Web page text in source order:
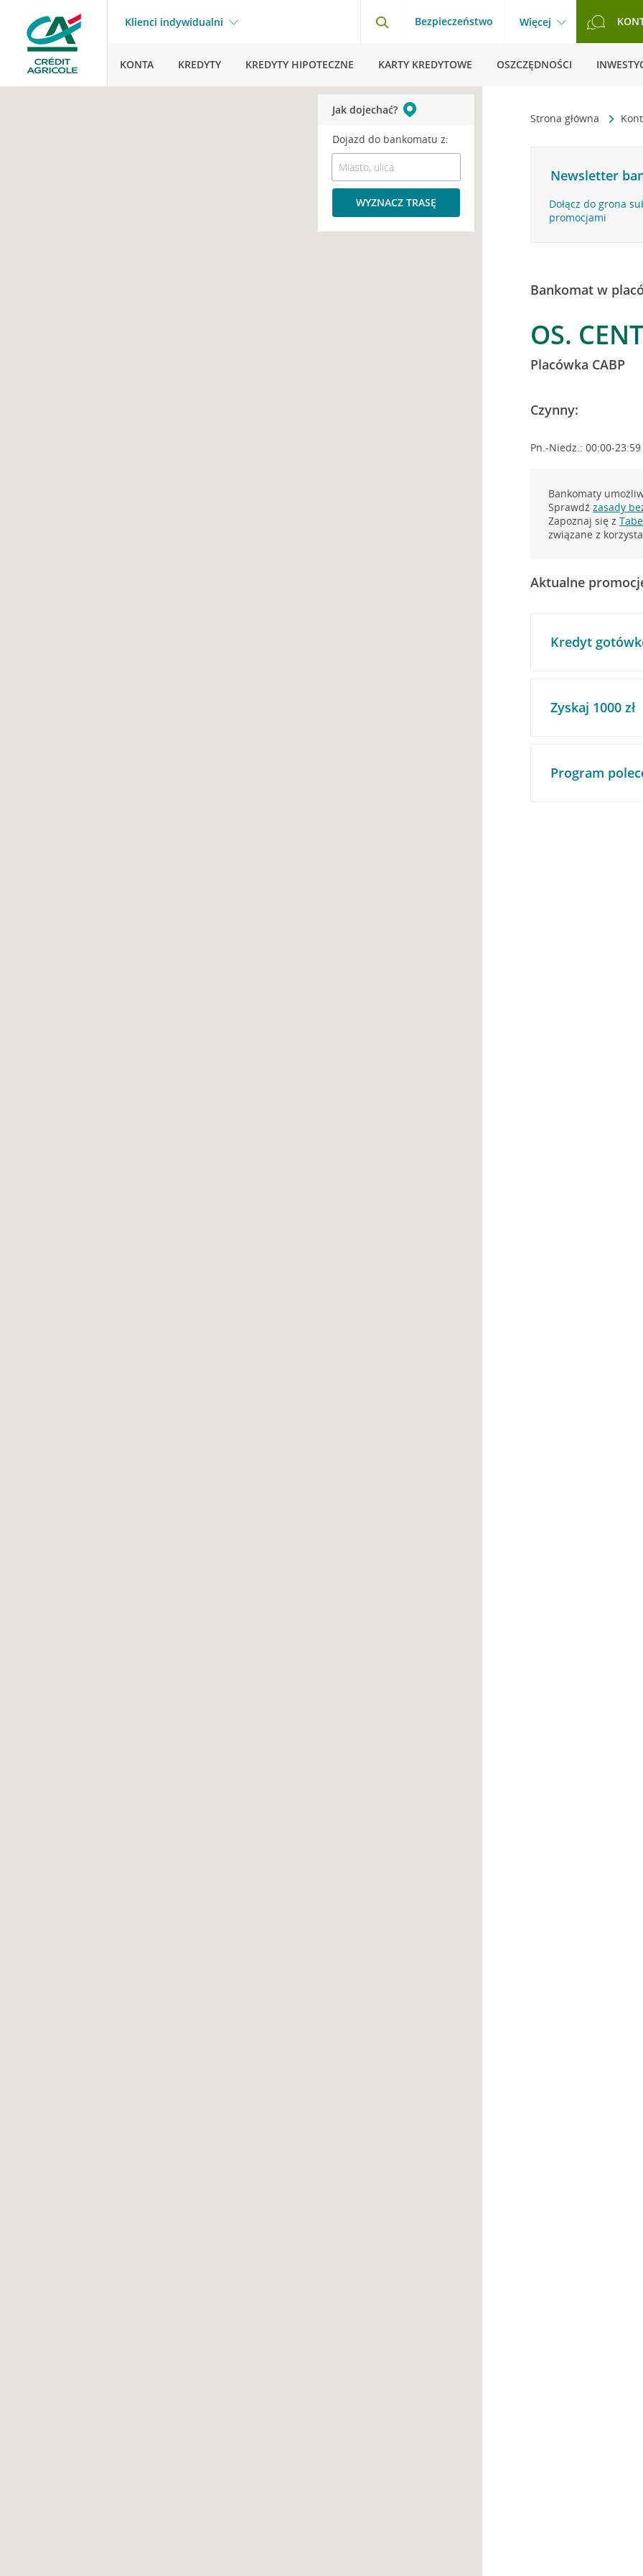
Klienci indywidualni Bezpieczeństwo Więcej
KONTA KREDYTY KREDYTY HIPOTECZNE KARTY KREDYTOWE OSZCZĘDNOŚCI
Strona główna
Newsletter
Dołącz do grona
promocjami
Bankomat w
OS.
Placówka CABP
Czynny:
Pn.-Niedz.: 00:00-23:59
Bankomaty
Sprawdźzasady
Zapoznaj się z
związane z
Aktualne
Kredyt
Zyskaj 1000 zł
Program
Jak dojechać?
Dojazd do bankomatu z:
WYZNACZ TRASĘ